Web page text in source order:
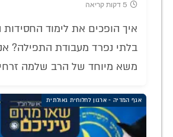
5 דקות קריאה
איך הופכים את לימוד החסידות
בלתי נפרד מעבודת התפילה?
משא מיוחד של הרב שלמה זרחי
אגף המדיה - ארגון לחלוחית גאולתית